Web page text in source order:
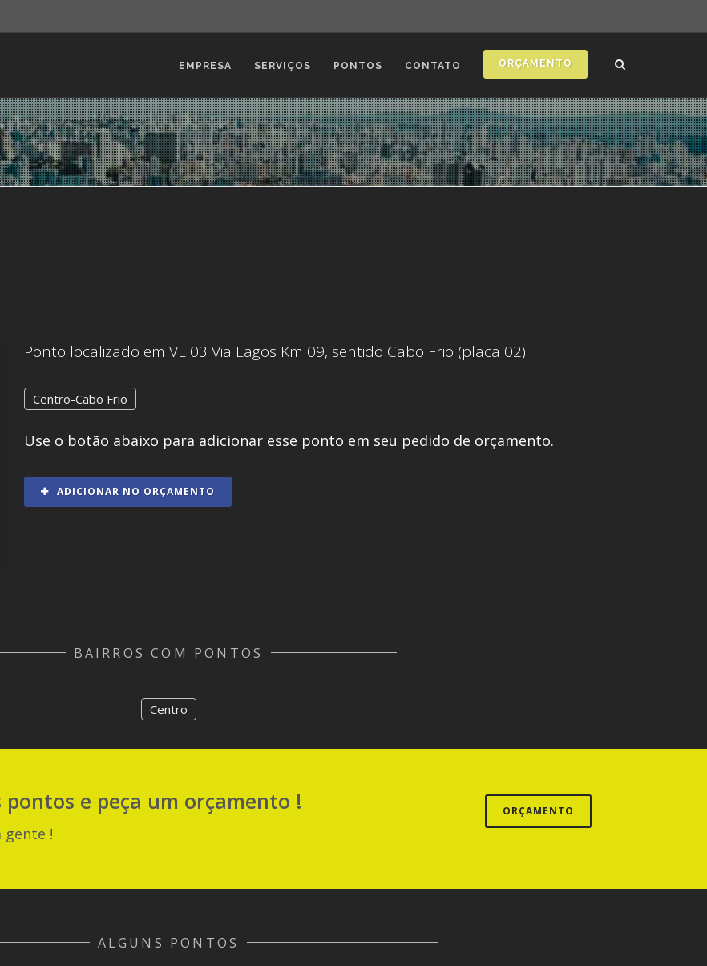
EMPRESA SERVIÇOS PONTOS CONTATO ORÇAMENTO
Ponto localizado em VL 03 Via Lagos Km 09, sentido Cabo Frio (placa 02)
Centro-Cabo Frio
Use o botão abaixo para adicionar esse ponto em seu pedido de orçamento.
ADICIONAR NO ORÇAMENTO
BAIRROS COM PONTOS
Centro
pontos e peça um orçamento !
gente !
ORÇAMENTO
ALGUNS PONTOS